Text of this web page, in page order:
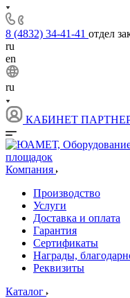
8 (4832) 34-41-41 отдел
ru
en
ru
КАБИНЕТ
Компания
Производство
Услуги
Доставка и оплата
Гарантия
Сертификаты
Награды,
Реквизиты
Каталог